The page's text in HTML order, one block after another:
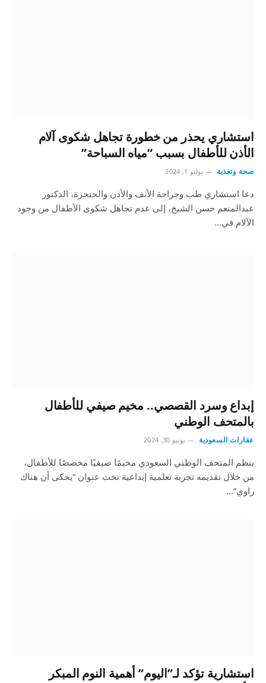
استشاري يحذر من خطورة تجاهل شكوى آلام
الأذن للأطفال بسبب “مياه السباحة”
صحة وتغذية يوليو 1, 2024
دعا استشاري طب وجراحة الأنف والأذن والحنجرة، الدكتور
عبدالمنعم حسن الشيخ، إلى عدم تجاهل شكوى الأطفال من وجود
الآلام في…
إبداع وسرد القصصي.. مخيم صيفي للأطفال
بالمتحف الوطني
عقارات السعودية يونيو 30, 2024
ينظم المتحف الوطني السعودي مخيمًا صيفيًا مخصصًا للأطفال،
من خلال تقديمه تجربة تعلمية إبداعية تحت عنوان “يحكى أن هناك
راوي”…
استشارية تؤكد لـ”اليوم” أهمية النوم المبكر